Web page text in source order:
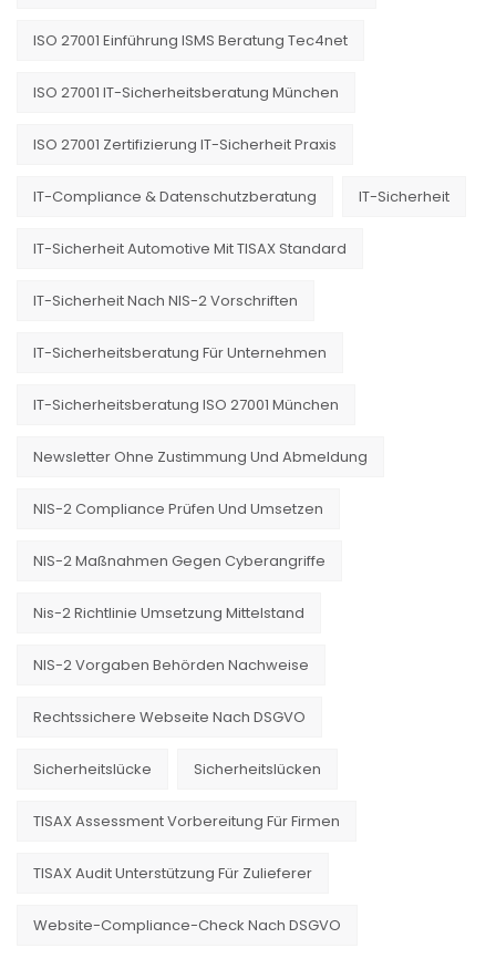
ISO 27001 Einführung ISMS Beratung Tec4net
ISO 27001 IT-Sicherheitsberatung München
ISO 27001 Zertifizierung IT-Sicherheit Praxis
IT-Compliance & Datenschutzberatung IT-Sicherheit
IT-Sicherheit Automotive Mit TISAX Standard
IT-Sicherheit Nach NIS-2 Vorschriften
IT-Sicherheitsberatung Für Unternehmen
IT-Sicherheitsberatung ISO 27001 München
Newsletter Ohne Zustimmung Und Abmeldung
NIS-2 Compliance Prüfen Und Umsetzen
NIS-2 Maßnahmen Gegen Cyberangriffe
Nis-2 Richtlinie Umsetzung Mittelstand
NIS-2 Vorgaben Behörden Nachweise
Rechtssichere Webseite Nach DSGVO
Sicherheitslücke Sicherheitslücken
TISAX Assessment Vorbereitung Für Firmen
TISAX Audit Unterstützung Für Zulieferer
Website-Compliance-Check Nach DSGVO